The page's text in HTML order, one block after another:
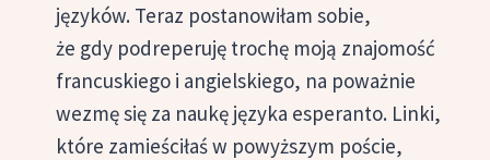
języków. Teraz postanowiłam sobie,
że gdy podreperuję trochę moją znajomość
francuskiego i angielskiego, na poważnie
wezmę się za naukę języka esperanto. Linki,
które zamieściłaś w powyższym poście,